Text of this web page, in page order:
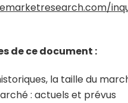
de ce document :
la taille du
: actuels et prévus